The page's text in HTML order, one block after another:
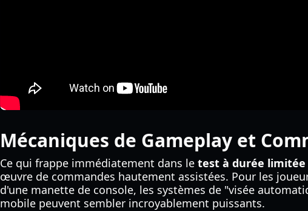
Mécaniques de Gameplay et
Ce qui frappe immédiatement dans le test à durée limitée
œuvre de commandes hautement assistées. Pour les
d'une manette de console, les systèmes de "visée
mobile peuvent sembler incroyablement puissants.